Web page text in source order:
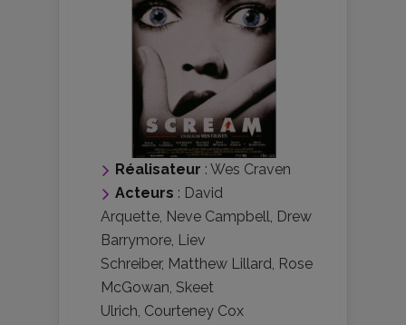
Réalisateur : Wes Craven
Acteurs : David
Arquette, Neve Campbell, Drew
Barrymore, Liev
Schreiber, Matthew Lillard, Rose
McGowan, Skeet
Ulrich, Courteney Cox